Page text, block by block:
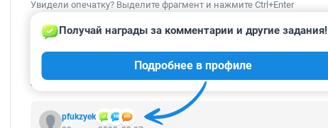
Увидели опечатку? Выделите фрагмент и нажмите Ctrl+Enter
КОММЕНТАРИИ 24
pfukzyek
Получай награды за комментарии и другие задания!
Подробнее в профиле